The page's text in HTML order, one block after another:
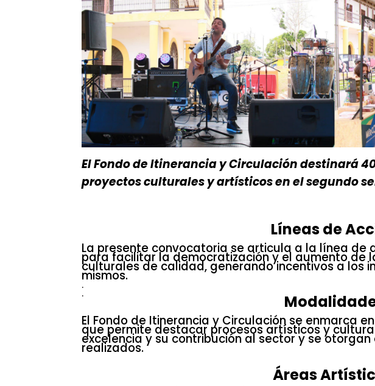
El Fondo de Itinerancia y Circulación destinará
proyectos culturales y artísticos en el segundo
Líneas de
La presente convocatoria se articula a la línea de
para facilitar la democratización y el aumento de
culturales de calidad, generando incentivos a los
mismos..
.
.
El Fondo de Itinerancia y Circulación se enmarca
que permite destacar procesos artísticos y
excelencia y su contribución al sector y se
realizados.
Áreas